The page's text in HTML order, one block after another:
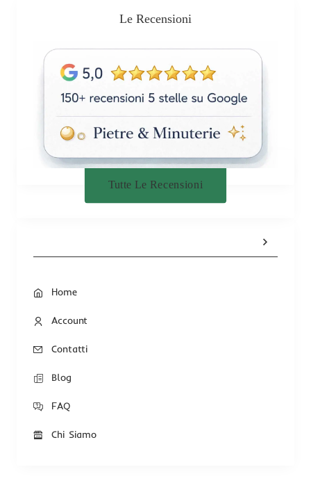
Le Recensioni
Tutte Le Recensioni
Home
Account
Contatti
Blog
FAQ
Chi Siamo